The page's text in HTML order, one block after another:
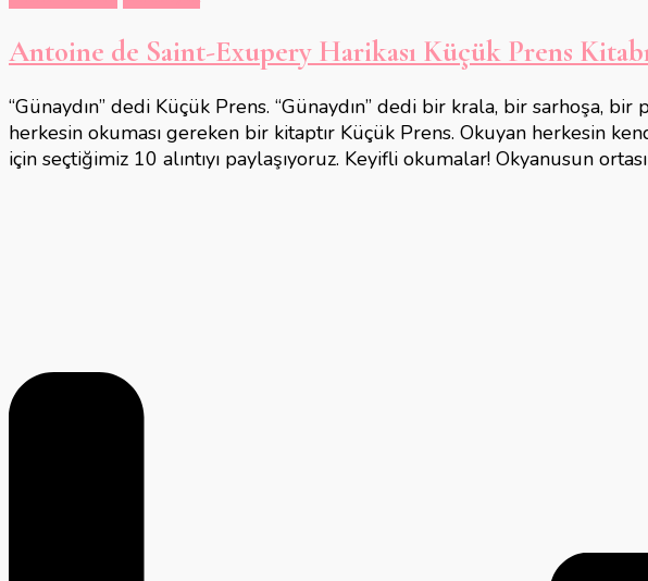
Antoine de Saint-Exupery Harikası Küçük Prens
“Günaydın” dedi Küçük Prens. “Günaydın” dedi bir krala, bir sarhoşa,
herkesin okuması gereken bir kitaptır Küçük Prens. Okuyan herkesin
için seçtiğimiz 10 alıntıyı paylaşıyoruz. Keyifli okumalar! Okyanusun